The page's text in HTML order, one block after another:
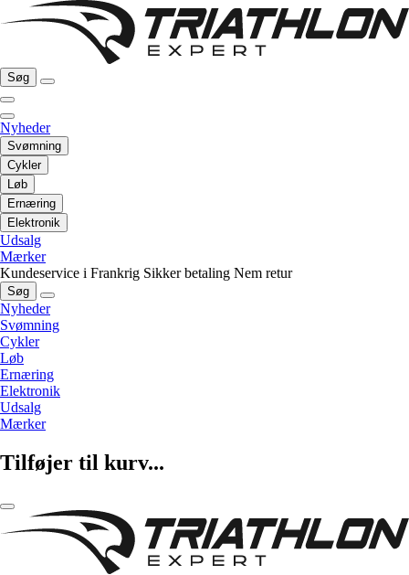
Søg
Nyheder
Svømning
Cykler
Løb
Ernæring
Elektronik
Udsalg
Mærker
Kundeservice i Frankrig Sikker betaling Nem retur
Søg
Nyheder
Svømning
Cykler
Løb
Ernæring
Elektronik
Udsalg
Mærker
Tilføjer til kurv...